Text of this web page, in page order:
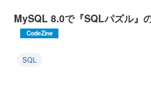
MySQL 8.0で『SQLパズル』
CodeZine
SQL